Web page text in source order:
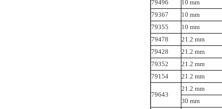
79496
10 mm
79367
10 mm
79355
10 mm
79478
21.2 mm
79428
21.2 mm
79352
21.2 mm
79154
21.2 mm
79643
21.2 mm
30 mm